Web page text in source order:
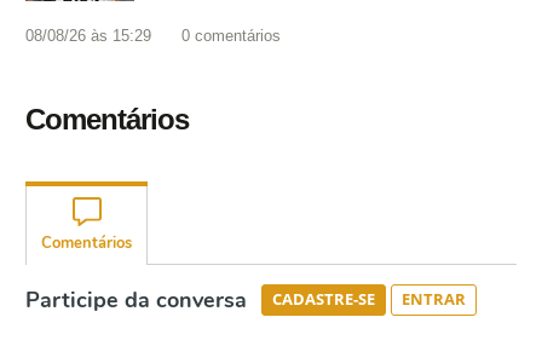
08/08/26 às 15:29 0 comentários
Comentários